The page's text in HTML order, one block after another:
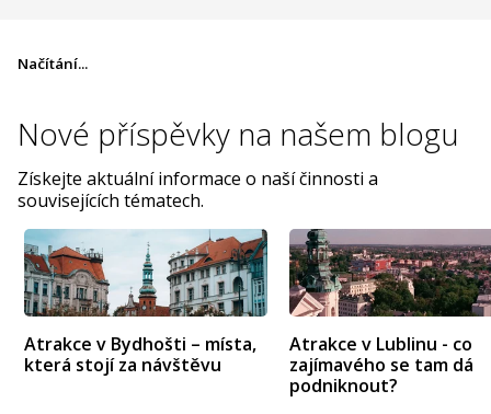
Načítání...
Nové příspěvky na našem blogu
Získejte aktuální informace o naší činnosti a
souvisejících tématech.
Atrakce v Bydhošti – místa,
která stojí za návštěvu
Atrakce v Lublinu - co
zajímavého se tam dá
podniknout?